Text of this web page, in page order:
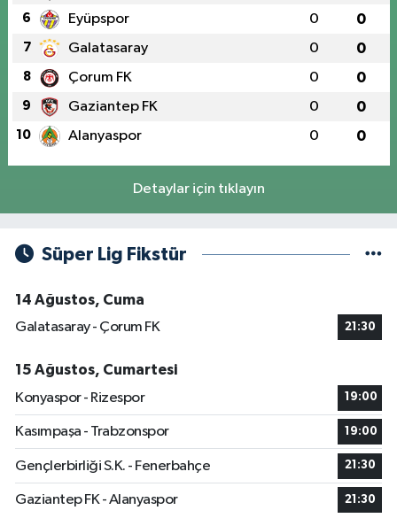
6 Eyüpspor 0 0
7 Galatasaray 0 0
8 Çorum FK 0 0
9 Gaziantep FK 0 0
10 Alanyaspor 0 0
Detaylar için tıklayın
Süper Lig Fikstür
14 Ağustos, Cuma
Galatasaray - Çorum FK
21:30
15 Ağustos, Cumartesi
Konyaspor - Rizespor
19:00
Kasımpaşa - Trabzonspor 19:00
Gençlerbirliği S.K. - Fenerbahçe 21:30
Gaziantep FK - Alanyaspor 21:30